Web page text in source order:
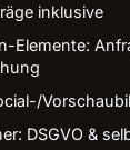
inklusive
Elemente:
DSGVO &